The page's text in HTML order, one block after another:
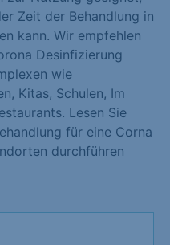
Zeit der Behandlung in
kann. Wir empfehlen
Desinfizierung
wie
Kitas, Schulen, Im
Lesen Sie
für eine Corna
durchführen